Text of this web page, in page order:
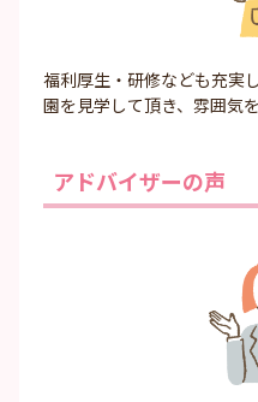
福利厚生・研修なども充実
園を見学して頂き、雰囲気
アドバイザーの声